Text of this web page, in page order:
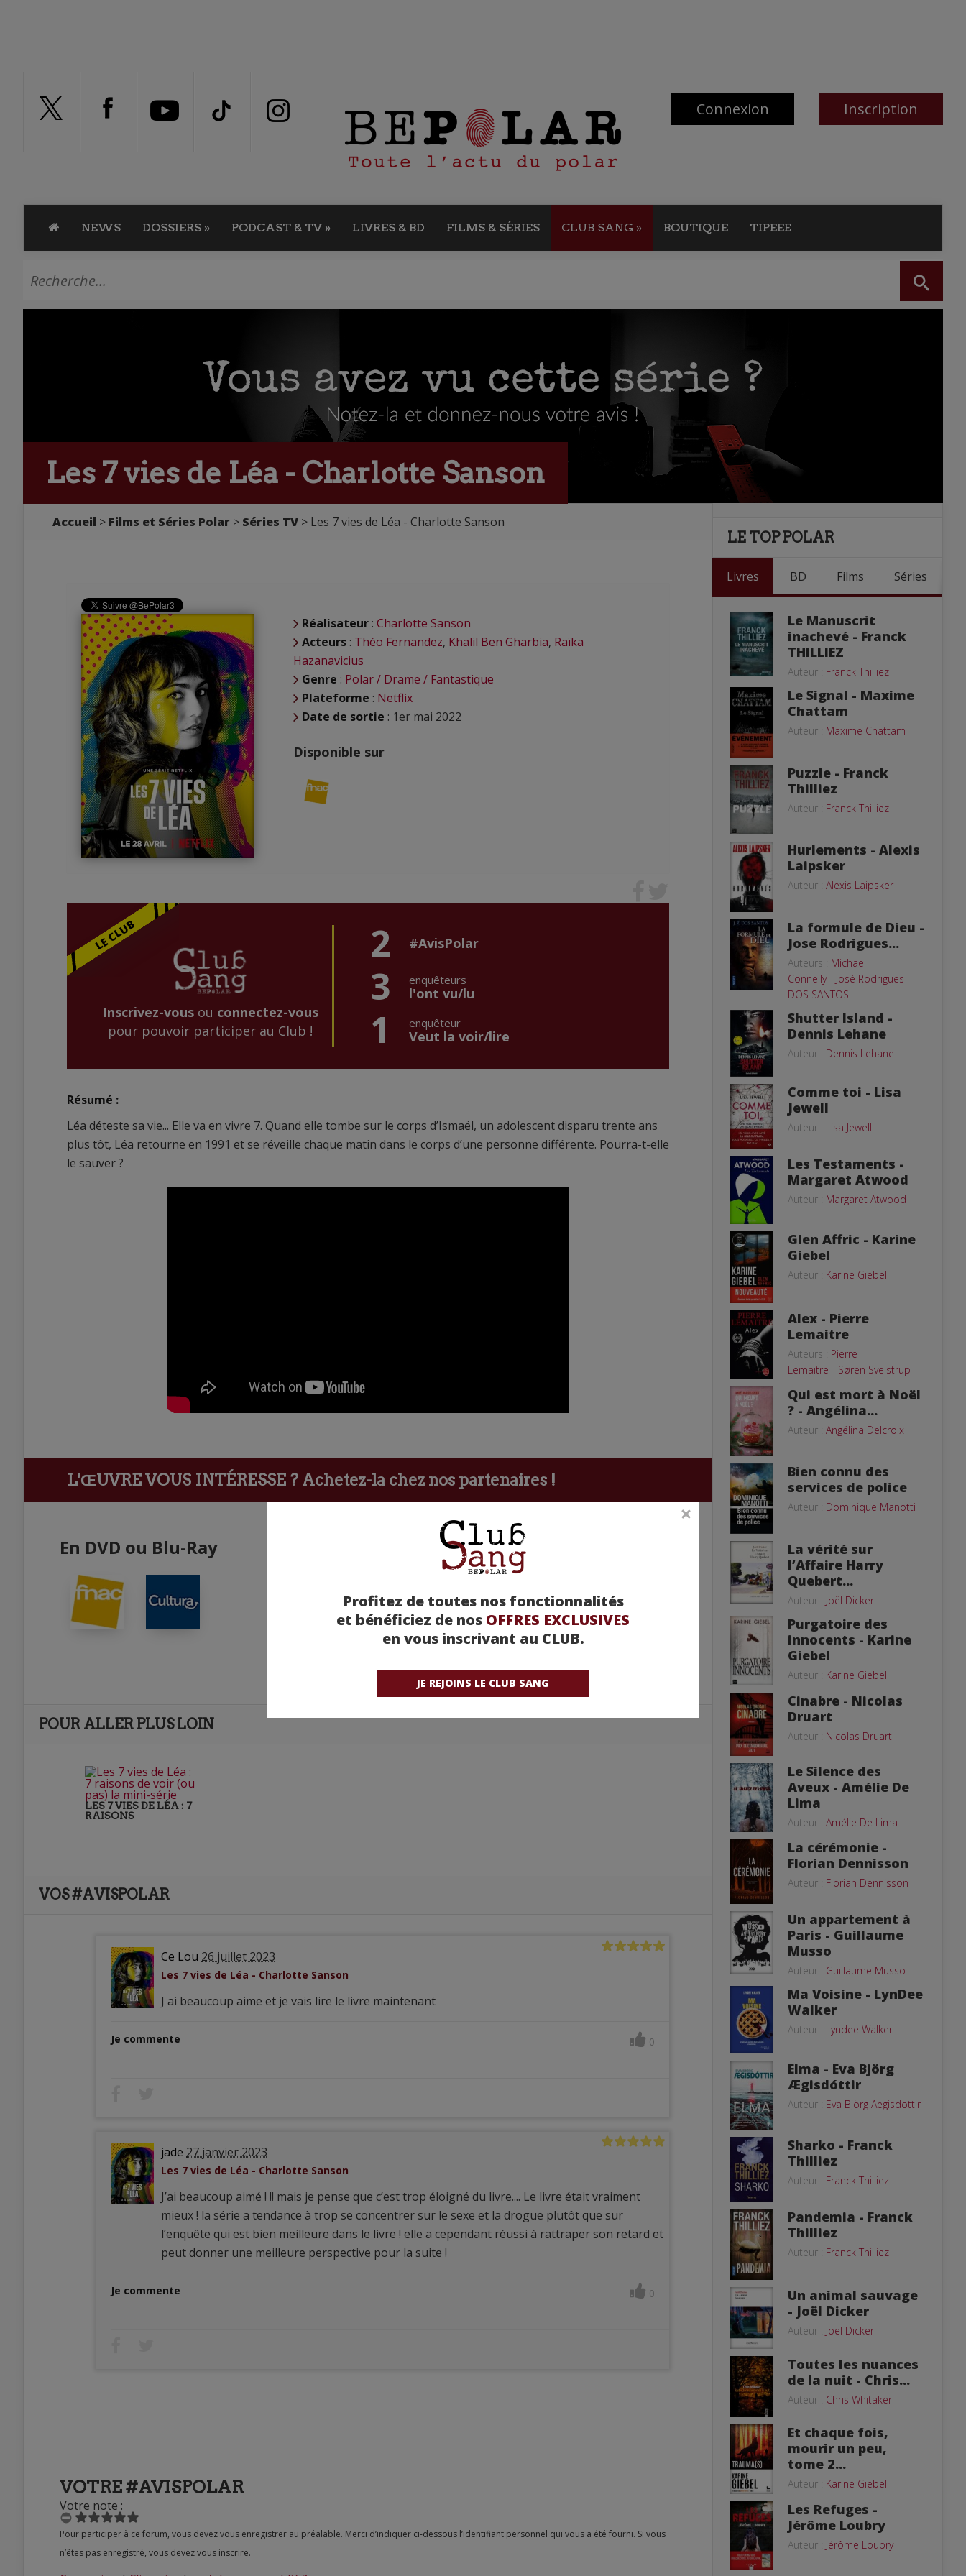
Connexion Inscription
NEWS DOSSIERS » PODCAST & TV » LIVRES & BD FILMS & SÉRIES CLUB SANG » BOUTIQUE TIPEEE
Profitez de toutes nos fonctionnalités
et bénéficiez de nos OFFRES EXCLUSIVES
en vous inscrivant au CLUB.
JE REJOINS LE CLUB SANG
Les 7 vies de Léa - Charlotte Sanson
Accueil Films et Séries Polar Séries TV Les 7 vies de Léa - Charlotte Sanson
Réalisateur : Charlotte Sanson
Acteurs : Théo Fernandez, Khalil Ben Gharbia, Raïka
Hazanavicius
Genre : Polar / Drame / Fantastique
Plateforme : Netflix
Date de sortie : 1er mai 2022
Disponible sur
Inscrivez-vousou connectez-vous
pour pouvoir participer au Club !
2 #AvisPolar
3 enquêteurs
l'ont vu/lu
1 enquêteur
Veut la voir/lire
Résumé :
Léa déteste sa vie... Elle va en vivre 7. Quand elle tombe sur le corps d’Ismaël, un adolescent disparu trente ans
plus tôt, Léa retourne en 1991 et se réveille chaque matin dans le corps d’une personne différente. Pourra-t-elle
le sauver ?
L'ŒUVRE VOUS INTÉRESSE ? Achetez-la chez nos partenaires !
En DVD ou Blu-Ray
POUR ALLER PLUS LOIN
LES 7 VIES DE LÉA : 7
RAISONS
VOS #AVISPOLAR
Ce Lou 26 juillet 2023
Les 7 vies de Léa - Charlotte Sanson
J ai beaucoup aime et je vais lire le livre maintenant
Je commente 0
jade 27 janvier 2023
Les 7 vies de Léa - Charlotte Sanson
J’ai beaucoup aimé ! !! mais je pense que c’est trop éloigné du livre.... Le livre était vraiment
mieux ! la série a tendance à trop se concentrer sur le sexe et la drogue plutôt que sur
l’enquête qui est bien meilleure dans le livre ! elle a cependant réussi à rattraper son retard et
peut donner une meilleure perspective pour la suite !
Je commente 0
VOTRE #AVISPOLAR
Votre note :
Pour participer à ce forum, vous devez vous enregistrer au préalable. Merci d’indiquer ci-dessous l’identifiant personnel qui vous a été fourni. Si vous
n’êtes pas enregistré, vous devez vous inscrire.
LE TOP POLAR
Livres BD Films Séries
Le Manuscrit
inachevé - Franck
THILLIEZ
Auteur : Franck Thilliez
Le Signal - Maxime
Chattam
Auteur : Maxime Chattam
Puzzle - Franck
Thilliez
Auteur : Franck Thilliez
Hurlements - Alexis
Laipsker
Auteur : Alexis Laipsker
La formule de Dieu -
Jose Rodrigues...
Auteurs : Michael
Connelly- José Rodrigues
DOS SANTOS
Shutter Island -
Dennis Lehane
Auteur : Dennis Lehane
Comme toi - Lisa
Jewell
Auteur : Lisa Jewell
Les Testaments -
Margaret Atwood
Auteur : Margaret Atwood
Glen Affric - Karine
Giebel
Auteur : Karine Giebel
Alex - Pierre
Lemaitre
Auteurs : Pierre
Lemaitre - Søren Sveistrup
Qui est mort à Noël
? - Angélina...
Auteur : Angélina Delcroix
Bien connu des
services de police
Auteur : Dominique Manotti
La vérité sur
l’Affaire Harry
Quebert...
Auteur : Joël Dicker
Purgatoire des
innocents - Karine
Giebel
Auteur : Karine Giebel
Cinabre - Nicolas
Druart
Auteur : Nicolas Druart
Le Silence des
Aveux - Amélie De
Lima
Auteur : Amélie De Lima
La cérémonie -
Florian Dennisson
Auteur : Florian Dennisson
Un appartement à
Paris - Guillaume
Musso
Auteur : Guillaume Musso
Ma Voisine - LynDee
Walker
Auteur : Lyndee Walker
Elma - Eva Björg
Ægisdóttir
Auteur : Eva Björg Aegisdottir
Sharko - Franck
Thilliez
Auteur : Franck Thilliez
Pandemia - Franck
Thilliez
Auteur : Franck Thilliez
Un animal sauvage
- Joël Dicker
Auteur : Joël Dicker
Toutes les nuances
de la nuit - Chris...
Auteur : Chris Whitaker
Et chaque fois,
mourir un peu,
tome 2...
Auteur : Karine Giebel
Les Refuges -
Jérôme Loubry
Auteur : Jérôme Loubry